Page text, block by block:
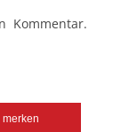
Kommentar.
merken